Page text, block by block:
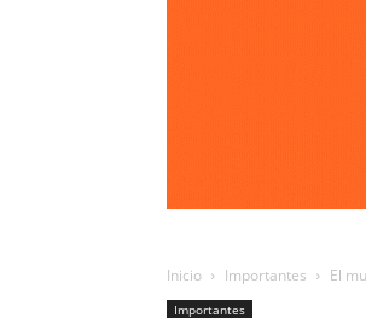
Inicio Importantes El
Importantes